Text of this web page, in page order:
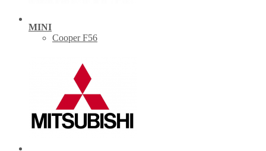
MINI
Cooper F56